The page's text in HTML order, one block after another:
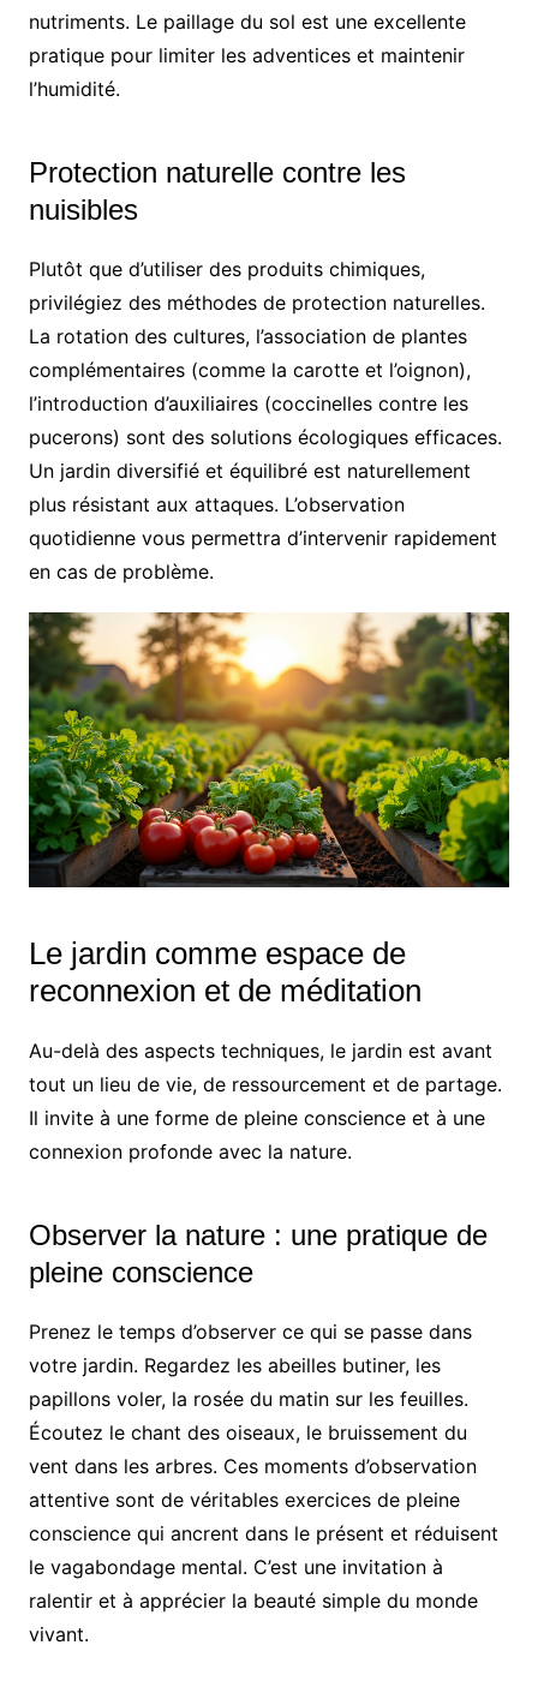
nutriments. Le paillage du sol est une excellente
pratique pour limiter les adventices et maintenir
l’humidité.
Protection naturelle contre les
nuisibles
Plutôt que d’utiliser des produits chimiques,
privilégiez des méthodes de protection naturelles.
La rotation des cultures, l’association de plantes
complémentaires (comme la carotte et l’oignon),
l’introduction d’auxiliaires (coccinelles contre les
pucerons) sont des solutions écologiques efficaces.
Un jardin diversifié et équilibré est naturellement
plus résistant aux attaques. L’observation
quotidienne vous permettra d’intervenir rapidement
en cas de problème.
Le jardin comme espace de
reconnexion et de méditation
Au-delà des aspects techniques, le jardin est avant
tout un lieu de vie, de ressourcement et de partage.
Il invite à une forme de pleine conscience et à une
connexion profonde avec la nature.
Observer la nature : une pratique de
pleine conscience
Prenez le temps d’observer ce qui se passe dans
votre jardin. Regardez les abeilles butiner, les
papillons voler, la rosée du matin sur les feuilles.
Écoutez le chant des oiseaux, le bruissement du
vent dans les arbres. Ces moments d’observation
attentive sont de véritables exercices de pleine
conscience qui ancrent dans le présent et réduisent
le vagabondage mental. C’est une invitation à
ralentir et à apprécier la beauté simple du monde
vivant.